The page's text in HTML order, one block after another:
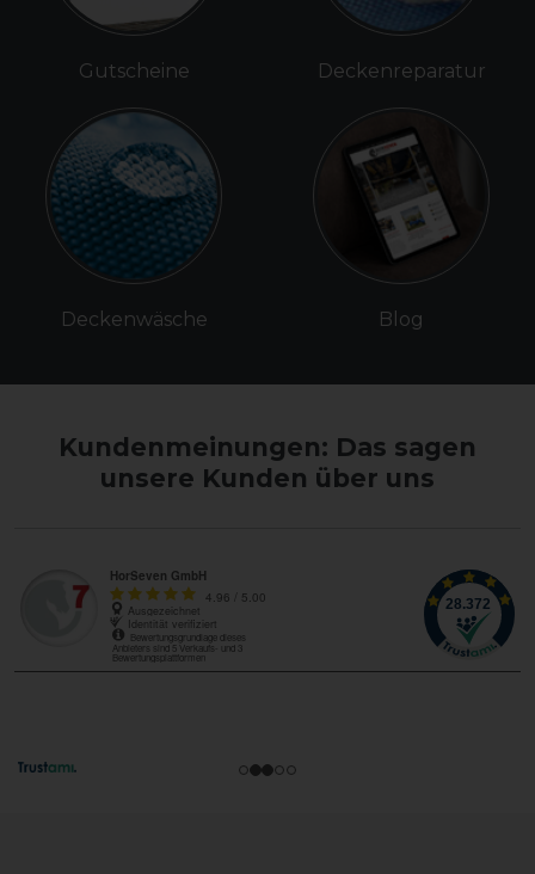
Gutscheine
Deckenwäsche
Deckenreparatur
Blog
Kundenmeinungen: Das sagen
unsere Kunden über uns